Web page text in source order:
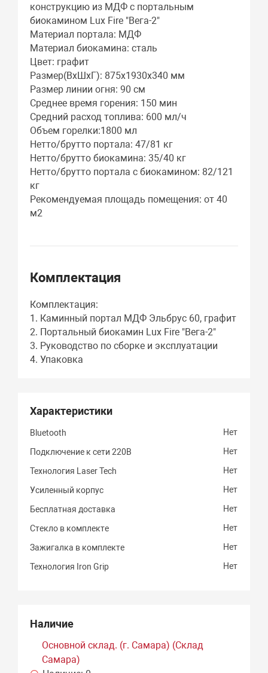
конструкцию из МДФ c портальным
биокамином Lux Fire "Вега-2"
Материал портала: МДФ
Материал биокамина: сталь
Цвет: графит
Размер(ВхШхГ): 875х1930х340 мм
Размер линии огня: 90 см
Среднее время горения: 150 мин
Средний расход топлива: 600 мл/ч
Объем горелки:1800 мл
Нетто/брутто портала: 47/81 кг
Нетто/брутто биокамина: 35/40 кг
Нетто/брутто портала с биокамином: 82/121
кг
Рекомендуемая площадь помещения: от 40
м2
Комплектация
Комплектация:
1. Каминный портал МДФ Эльбрус 60, графит
2. Портальный биокамин Lux Fire "Вега-2"
3. Руководство по сборке и эксплуатации
4. Упаковка
Характеристики
Bluetooth Нет
Подключение к сети 220В Нет
Технология Laser Tech Нет
Усиленный корпус Нет
Бесплатная доставка Нет
Стекло в комплекте Нет
Зажигалка в комплекте Нет
Технология Iron Grip Нет
Наличие
Основной склад. (г. Самара) (Склад
Самара)